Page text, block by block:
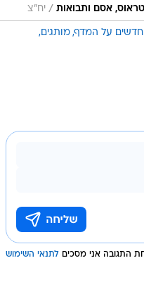
אסם ותבואות / יח"צ
חדשים על המדף מותגים
התגובה אני מסכים לתנאי השימוש